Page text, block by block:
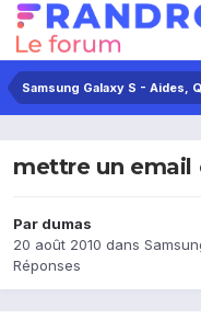
Samsung Galaxy S - Aides,
mettre un email
Par dumas
20 août 2010 dans
Réponses